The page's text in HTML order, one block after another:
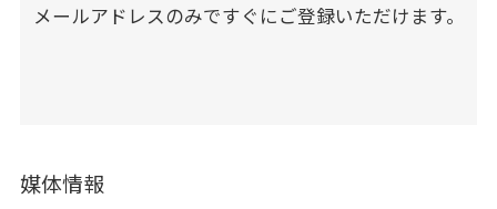
メールアドレスのみですぐにご登録いただけます。
媒体情報